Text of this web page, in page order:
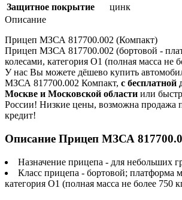
Защитное покрытие
цинк
Описание
Прицеп МЗСА 817700.002 (Компакт)
Прицеп МЗСА 817700.002 (бортовой -
колесами, категория О1 (полная масса не
У нас Вы можете дёшево купить
МЗСА 817700.002 Компакт, с бесплатной
Москве и Московской области или
России! Низкие цены, возможна
кредит!
Описание Прицеп МЗСА
Назначение прицепа - для небольших
Класс прицепа - бортовой; платформа
категория О1 (полная масса не более 750